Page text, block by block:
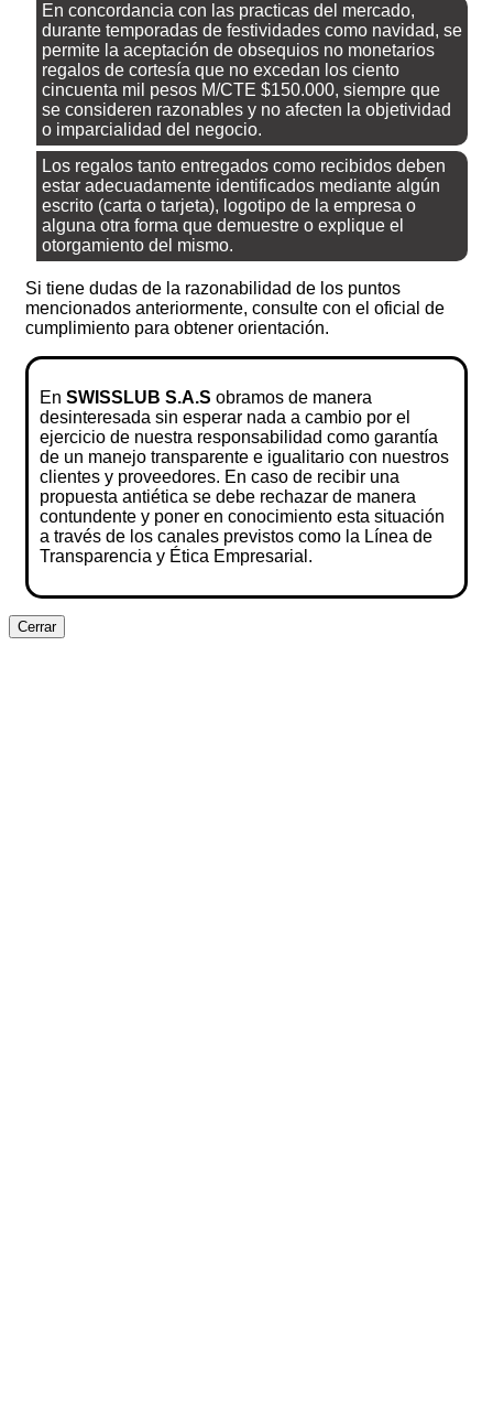
En concordancia con las practicas del mercado,
durante temporadas de festividades como navidad, se
permite la aceptación de obsequios no monetarios
regalos de cortesía que no excedan los ciento
cincuenta mil pesos M/CTE $150.000, siempre que
se consideren razonables y no afecten la objetividad
o imparcialidad del negocio.
Los regalos tanto entregados como recibidos deben
estar adecuadamente identificados mediante algún
escrito (carta o tarjeta), logotipo de la empresa o
alguna otra forma que demuestre o explique el
otorgamiento del mismo.
Si tiene dudas de la razonabilidad de los puntos
mencionados anteriormente, consulte con el oficial de
cumplimiento para obtener orientación.
En SWISSLUB S.A.S obramos de manera
desinteresada sin esperar nada a cambio por el
ejercicio de nuestra responsabilidad como garantía
de un manejo transparente e igualitario con nuestros
clientes y proveedores. En caso de recibir una
propuesta antiética se debe rechazar de manera
contundente y poner en conocimiento esta situación
a través de los canales previstos como la Línea de
Transparencia y Ética Empresarial.
Cerrar